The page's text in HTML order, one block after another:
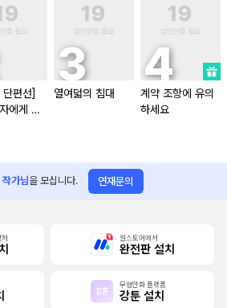
단편선]
에게 잘
열여덟의 침대
계약 조항에 유의
하세요
가님을 모십니다. 연재문의
원스토어에서
완전판 설치
무협만화 플랫폼
강툰 설치